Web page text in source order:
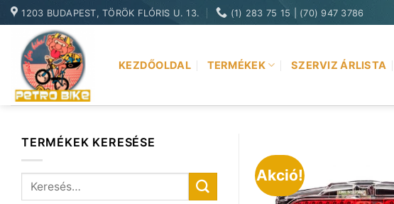
Skip
to
content
1203 BUDAPEST, TÖRÖK FLÓRIS U. 13. (1) 283 75 15 | (70) 947 3786
KEZDŐOLDAL TERMÉKEK SZERVIZ ÁRLISTA
TERMÉKEK KERESÉSE
Keresés
Akció!